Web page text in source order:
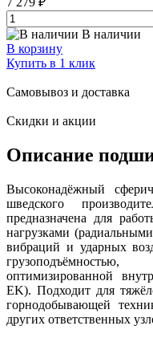
В наличии
В корзину
Купить в 1 клик
Самовывоз и доставка
Скидки и акции
Описание
Высоконадёжный
шведского
предназначена для
нагрузками
вибраций и ударных
оптимизированной
EK). Подходит для
горнодобывающей
других ответственных